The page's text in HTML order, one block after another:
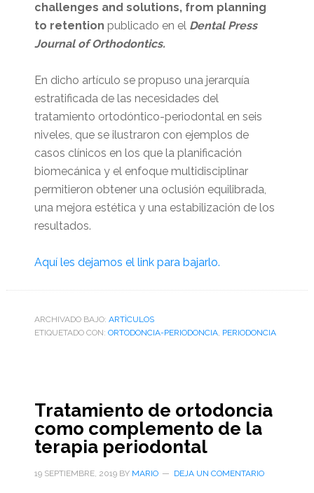
challenges and solutions, from planning
to retention publicado en el Dental Press
Journal of Orthodontics.
En dicho artículo se propuso una jerarquía
estratificada de las necesidades del
tratamiento ortodóntico-periodontal en seis
niveles, que se ilustraron con ejemplos de
casos clínicos en los que la planificación
biomecánica y el enfoque multidisciplinar
permitieron obtener una oclusión equilibrada,
una mejora estética y una estabilización de los
resultados.
Aquí les dejamos el link para bajarlo.
ARCHIVADO BAJO: ARTÌCULOS
ETIQUETADO CON: ORTODONCIA-PERIODONCIA, PERIODONCIA
Tratamiento de ortodoncia
como complemento de la
terapia periodontal
19 SEPTIEMBRE, 2019BY MARIO DEJA UN COMENTARIO